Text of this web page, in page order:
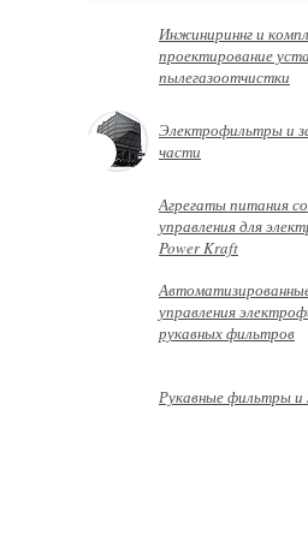
Инжинириннг и
проектирование
пылегазоотчистки
Электрофильтры и
части
Агрегаты питания
управления для
Power Kraft
управления
рукавных фильтров
Рукавные фильтры